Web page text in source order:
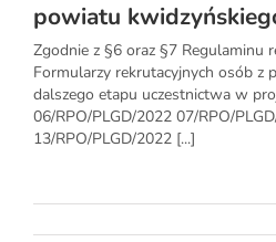
powiatu
Zgodnie z §6 oraz §7 Regulaminu
Formularzy rekrutacyjnych osób z
dalszego etapu uczestnictwa w
06/RPO/PLGD/2022 07/RPO/
13/RPO/PLGD/2022 [...]